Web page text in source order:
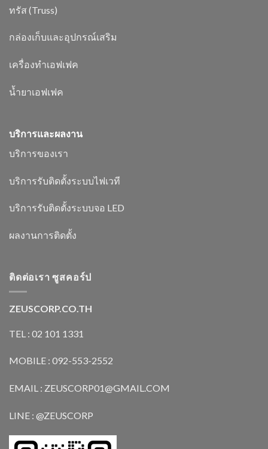
ทรัส (Truss)
กล่องเก็บและอุปกรณ์เสริม
เครื่องทำเอฟเฟค
น้ำยาเอฟเฟค
บริการและผลงาน
บริการของเรา
บริการรับติดตั้งระบบไฟเวที
บริการรับติดตั้งระบบจอ LED
ผลงานการติดตั้ง
ติดต่อเรา ซูสคอร์ป
ZEUSCORP.CO.TH
TEL : 02 101 1331
MOBILE : 092-553-2552
EMAIL : ZEUSCORP01@GMAIL.COM
LINE : @ZEUSCORP